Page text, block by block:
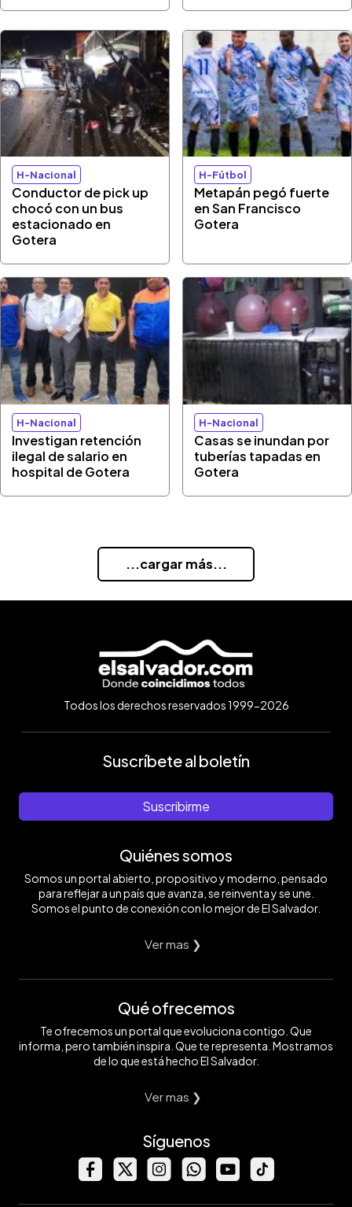
H-Nacional
Conductor de pick up
chocó con un bus
estacionado en
Gotera
H-Fútbol
Metapán pegó fuerte
en San Francisco
Gotera
H-Nacional
Investigan retención
ilegal de salario en
hospital de Gotera
H-Nacional
Casas se inundan por
tuberías tapadas en
Gotera
...cargar más...
Todos los derechos reservados 1999-2026
Suscríbete al boletín
Suscribirme
Quiénes somos
Somos un portal abierto, propositivo y moderno, pensado
para reflejar a un país que avanza, se reinventa y se une.
Somos el punto de conexión con lo mejor de El Salvador.
Ver mas ❯
Qué ofrecemos
Te ofrecemos un portal que evoluciona contigo. Que
informa, pero también inspira. Que te representa. Mostramos
de lo que está hecho El Salvador.
Ver mas ❯
Síguenos